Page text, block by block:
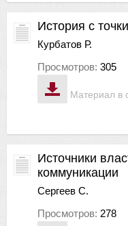
Материал в
История с
Курбатов Р.
Просмотров: 305
Источники
коммуникации
Сергеев С.
Просмотров: 278